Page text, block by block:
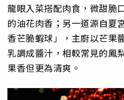
龍眼入菜搭配肉食，微甜脆
的油花肉香；另一道源自夏
香芒脆蝦球」，主廚以芒果
乳調成醬汁，相較常見的鳳
果香但更為清爽。